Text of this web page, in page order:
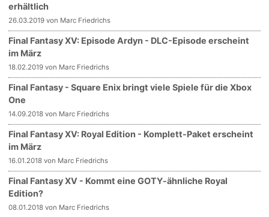
erhältlich
26.03.2019 von Marc Friedrichs
Final Fantasy XV: Episode Ardyn - DLC-Episode erscheint
im März
18.02.2019 von Marc Friedrichs
Final Fantasy - Square Enix bringt viele Spiele für die Xbox
One
14.09.2018 von Marc Friedrichs
Final Fantasy XV: Royal Edition - Komplett-Paket erscheint
im März
16.01.2018 von Marc Friedrichs
Final Fantasy XV - Kommt eine GOTY-ähnliche Royal
Edition?
08.01.2018 von Marc Friedrichs